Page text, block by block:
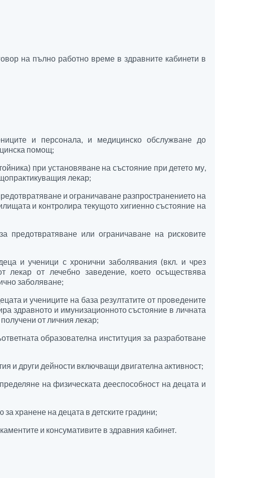
на пълно работно време в здравните кабинети в
и персонала, и медицинско обслужване до
помощ;
при установяване на състояние при детето му,
лекар;
и ограничаване разпространението на
и контролира текущото хигиенно състояние на
предотвратяване или ограничаване на рисковите
и ученици с хронични заболявания (вкл. и чрез
лекар от лечебно заведение, което осъществява
заболяване;
и учениците на база резултатите от проведените
здравното и имунизационното състояние в личната
от личния лекар;
образователна институция за разработване
и други дейности включващи двигателна активност;
на физическата дееспособност на децата и
хранене на децата в детските градини;
и консумативите в здравния кабинет.